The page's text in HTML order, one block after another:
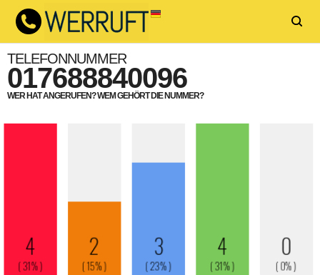
TELEFONNUMMER
017688840096
WER HAT ANGERUFEN? WEM GEHÖRT DIE NUMMER?